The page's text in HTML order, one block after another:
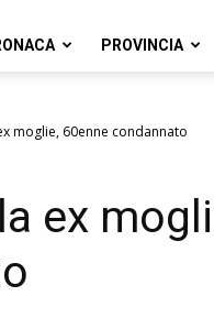
PROVINCIA
moglie, 60enne condannato
ex